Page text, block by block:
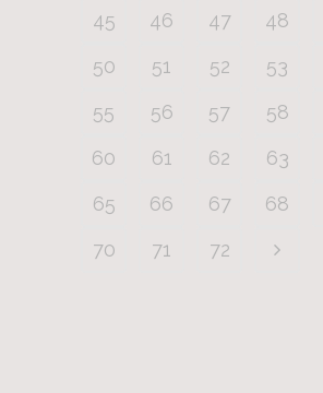
45
46 47 48
50
51 52 53
55
56 57 58
60
61 62 63
65
66 67 68
70
71 72